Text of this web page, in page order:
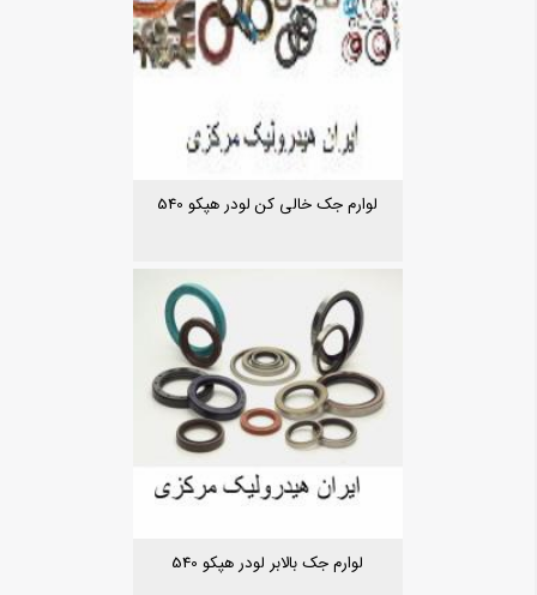
لوارم جک خالی کن لودر هپکو 540
لوارم جک بالابر لودر هپکو 540